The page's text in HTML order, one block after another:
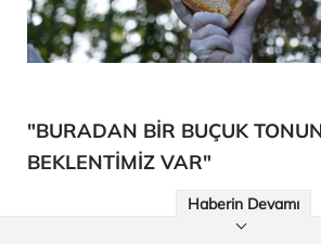
"BURADAN BİR BUÇUK
BEKLENTİMİZ VAR"
Haberin Devamı